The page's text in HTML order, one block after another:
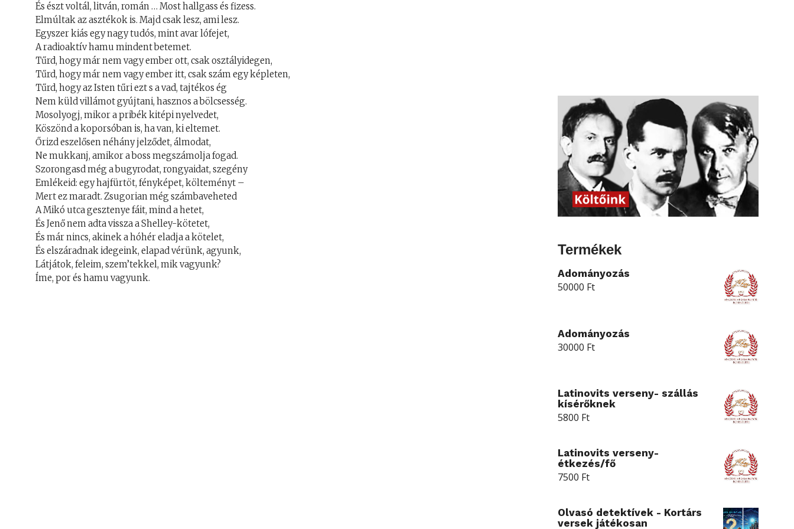
És észt voltál, litván, román … Most hallgass és fizess.
Elmúltak az asztékok is. Majd csak lesz, ami lesz.
Egyszer kiás egy nagy tudós, mint avar lófejet,
A radioaktív hamu mindent betemet.
Tűrd, hogy már nem vagy ember ott, csak osztályidegen,
Tűrd, hogy már nem vagy ember itt, csak szám egy képleten,
Tűrd, hogy az Isten tűri ezt s a vad, tajtékos ég
Nem küld villámot gyújtani, hasznos a bölcsesség.
Mosolyogj, mikor a pribék kitépi nyelvedet,
Köszönd a koporsóban is, ha van, ki eltemet.
Őrizd eszelősen néhány jelződet, álmodat,
Ne mukkanj, amikor a boss megszámolja fogad.
Szorongasd még a bugyrodat, rongyaidat, szegény
Emlékeid: egy hajfürtöt, fényképet, költeményt –
Mert ez maradt. Zsugorian még számbaveheted
A Mikó utca gesztenye fáit, mind a hetet,
És Jenő nem adta vissza a Shelley-kötetet,
És már nincs, akinek a hóhér eladja a kötelet,
És elszáradnak idegeink, elapad vérünk, agyunk,
Látjátok, feleim, szem’tekkel, mik vagyunk?
Íme, por és hamu vagyunk.
Termékek
Adományozás
50000 Ft
Adományozás
30000 Ft
Latinovits verseny- szállás
kísérőknek
5800 Ft
Latinovits verseny-
étkezés/fő
7500 Ft
Olvasó detektívek - Kortárs
versek játékosan